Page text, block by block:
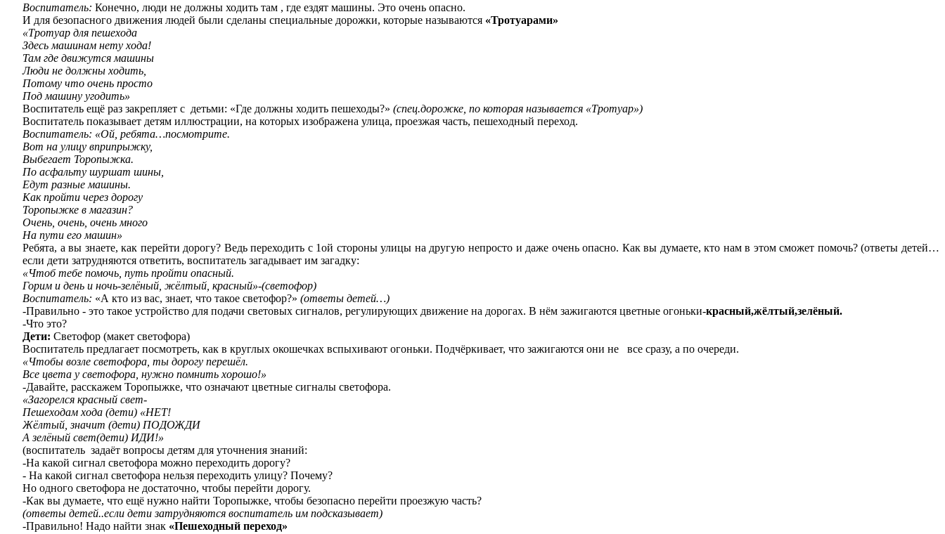
Воспитатель: Конечно, люди не должны ходить там , где ездят машины. Это очень опасно.
И для безопасного движения людей были сделаны специальные дорожки, которые называются «Тротуарами»
«Тротуар для пешехода
Здесь машинам нету хода!
Там где движутся машины
Люди не должны ходить,
Потому что очень просто
Под машину угодить»
Воспитатель ещё раз закрепляет с детьми: «Где должны ходить пешеходы?» (спец.дорожке, по которая называется «Тротуар»)
Воспитатель показывает детям иллюстрации, на которых изображена улица, проезжая часть, пешеходный переход.
Воспитатель: «Ой, ребята…посмотрите.
Вот на улицу вприпрыжку,
Выбегает Торопыжка.
По асфальту шуршат шины,
Едут разные машины.
Как пройти через дорогу
Торопыжке в магазин?
Очень, очень, очень много
На пути его машин»
Ребята, а вы знаете, как перейти дорогу? Ведь переходить с 1ой стороны улицы на другую непросто и даже очень опасно. Как вы думаете, кто нам в этом сможет помочь? (ответы детей…
если дети затрудняются ответить, воспитатель загадывает им загадку:
«Чтоб тебе помочь, путь пройти опасный.
Горим и день и ночь-зелёный, жёлтый, красный»-(светофор)
Воспитатель: «А кто из вас, знает, что такое светофор?» (ответы детей…)
-Правильно - это такое устройство для подачи световых сигналов, регулирующих движение на дорогах. В нём зажигаются цветные огоньки-красный,жёлтый,зелёный.
-Что это?
Дети: Светофор (макет светофора)
Воспитатель предлагает посмотреть, как в круглых окошечках вспыхивают огоньки. Подчёркивает, что зажигаются они не все сразу, а по очереди.
«Чтобы возле светофора, ты дорогу перешёл.
Все цвета у светофора, нужно помнить хорошо!»
-Давайте, расскажем Торопыжке, что означают цветные сигналы светофора.
«Загорелся красный свет-
Пешеходам хода (дети) «НЕТ!
Жёлтый, значит (дети) ПОДОЖДИ
А зелёный свет(дети) ИДИ!»
(воспитатель задаёт вопросы детям для уточнения знаний:
-На какой сигнал светофора можно переходить дорогу?
- На какой сигнал светофора нельзя переходить улицу? Почему?
Но одного светофора не достаточно, чтобы перейти дорогу.
-Как вы думаете, что ещё нужно найти Торопыжке, чтобы безопасно перейти проезжую часть?
(ответы детей..если дети затрудняются воспитатель им подсказывает)
-Правильно! Надо найти знак «Пешеходный переход»